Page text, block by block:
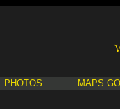
PHOTOS MAPS